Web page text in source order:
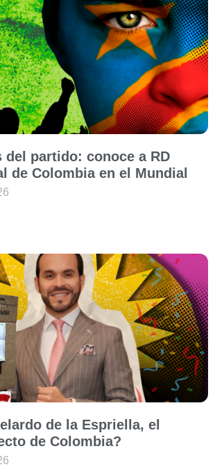
del partido: conoce a RD
de Colombia en el Mundial
de la Espriella, el
de Colombia?